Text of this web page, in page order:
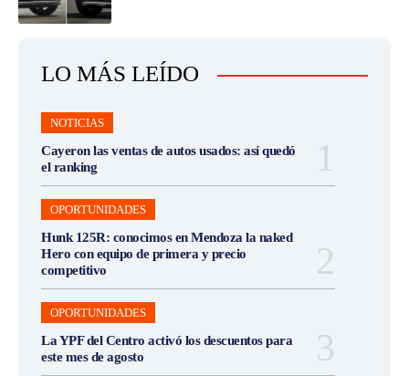
LO MÁS LEÍDO
NOTICIAS
Cayeron las ventas de autos usados: así quedó
el ranking
OPORTUNIDADES
Hunk 125R: conocimos en Mendoza la naked
Hero con equipo de primera y precio
competitivo
OPORTUNIDADES
La YPF del Centro activó los descuentos para
este mes de agosto